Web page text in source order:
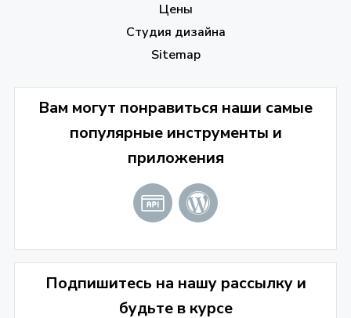
Цены
Студия дизайна
Sitemap
Вам могут понравиться наши самые
популярные инструменты и
приложения
Подпишитесь на нашу рассылку и
будьте в курсе